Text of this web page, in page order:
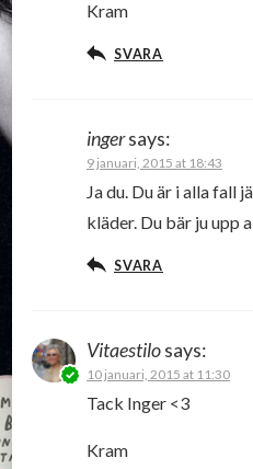
Kram
SVARA
ingersays:
9 januari, 2015 at 18:43
Ja du. Du är i alla fall
kläder. Du bär ju upp
SVARA
Vitaestilosays:
10 januari, 2015 at 11:30
Tack Inger <3
Kram